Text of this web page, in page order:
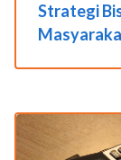
Strategi